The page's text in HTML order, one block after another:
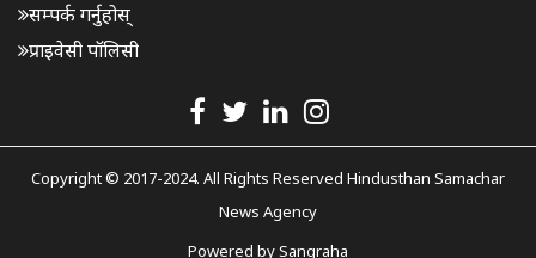
सम्पर्क गर्नुहोस्
प्राइवेसी पॉलिसी
Copyright © 2017-2024. All Rights Reserved Hindusthan Samachar
News Agency
Powered bySangraha